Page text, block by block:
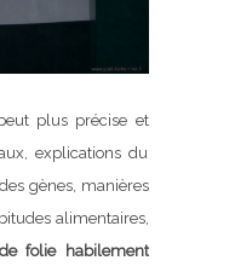
plus précise et
explications du
gènes, manières
alimentaires,
folie habilement